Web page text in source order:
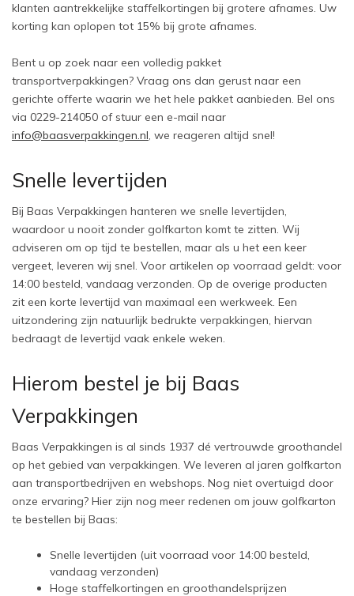
klanten aantrekkelijke staffelkortingen bij grotere afnames. Uw
korting kan oplopen tot 15% bij grote afnames.
Bent u op zoek naar een volledig pakket
transportverpakkingen? Vraag ons dan gerust naar een
gerichte offerte waarin we het hele pakket aanbieden. Bel ons
info@baasverpakkingen.nl, we reageren altijd snel!
Snelle levertijden
Bij Baas Verpakkingen hanteren we snelle levertijden,
waardoor u nooit zonder golfkarton komt te zitten. Wij
adviseren om op tijd te bestellen, maar als u het een keer
vergeet, leveren wij snel. Voor artikelen op voorraad geldt: voor
14:00 besteld, vandaag verzonden. Op de overige producten
zit een korte levertijd van maximaal een werkweek. Een
uitzondering zijn natuurlijk bedrukte verpakkingen, hiervan
bedraagt de levertijd vaak enkele weken.
Hierom bestel je bij Baas
Verpakkingen
Baas Verpakkingen is al sinds 1937 dé vertrouwde groothandel
op het gebied van verpakkingen. We leveren al jaren golfkarton
aan transportbedrijven en webshops. Nog niet overtuigd door
onze ervaring? Hier zijn nog meer redenen om jouw golfkarton
te bestellen bij Baas:
Snelle levertijden (uit voorraad voor 14:00 besteld,
vandaag verzonden)
Hoge staffelkortingen en groothandelsprijzen